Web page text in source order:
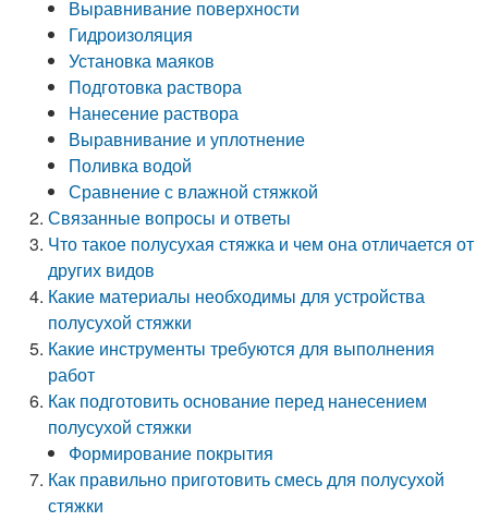
Выравнивание поверхности
Гидроизоляция
Установка маяков
Подготовка раствора
Нанесение раствора
Выравнивание и уплотнение
Поливка водой
Сравнение с влажной стяжкой
Связанные вопросы и ответы
Что такое полусухая стяжка и чем она отличается от
других видов
Какие материалы необходимы для устройства
полусухой стяжки
Какие инструменты требуются для выполнения
работ
Как подготовить основание перед нанесением
полусухой стяжки
Формирование покрытия
Как правильно приготовить смесь для полусухой
стяжки